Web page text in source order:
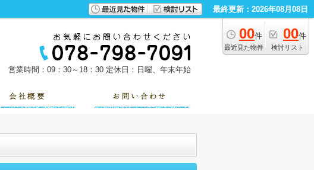
最終更新：2026年08月08日
00件
最近見た物件
00件
検討リスト
営業時間：09：30～18：30 定休日：日曜、年末年始